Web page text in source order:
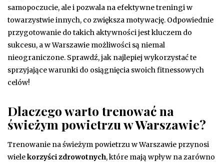
samopoczucie, ale i pozwala na efektywne treningi w
towarzystwie innych, co zwiększa motywację. Odpowiednie
przygotowanie do takich aktywności jest kluczem do
sukcesu, a w Warszawie możliwości są niemal
nieograniczone. Sprawdź, jak najlepiej wykorzystać te
sprzyjające warunki do osiągnięcia swoich fitnessowych
celów!
Dlaczego warto trenować na
świeżym powietrzu w Warszawie?
Trenowanie na świeżym powietrzu w Warszawie przynosi
wielekorzyści zdrowotnych, które mają wpływ na zarówno